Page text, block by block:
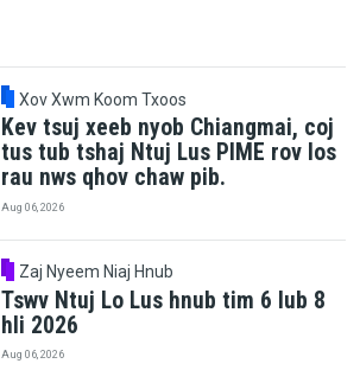
Xov Xwm Koom Txoos
Kev tsuj xeeb nyob Chiangmai, coj
tus tub tshaj Ntuj Lus PIME rov los
rau nws qhov chaw pib.
Aug 06, 2026
Zaj Nyeem Niaj Hnub
Tswv Ntuj Lo Lus hnub tim 6 lub 8
hli 2026
Aug 06, 2026